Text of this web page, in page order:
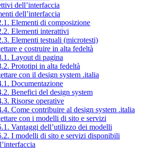
dell’interfaccia
dell’interfaccia
Elementi di composizione
Elementi interattivi
Elementi testuali (microtesti)
e costruire in alta fedeltà
Layout di pagina
Prototipi in alta fedeltà
con il design system .italia
Documentazione
Benefici del design system
Risorse operative
Come contribuire al design system .italia
con i modelli di sito e servizi
Vantaggi dell’utilizzo dei modelli
I modelli di sito e servizi disponibili